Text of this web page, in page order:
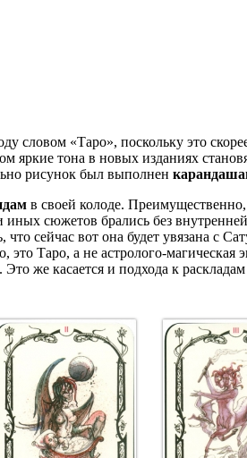
словом «Таро», поскольку это
тона в новых изданиях
рисунок был выполнен
в своей колоде.
иных сюжетов брались без
сейчас вот она будет увязана с
Таро, а не астролого-
же касается и подхода к